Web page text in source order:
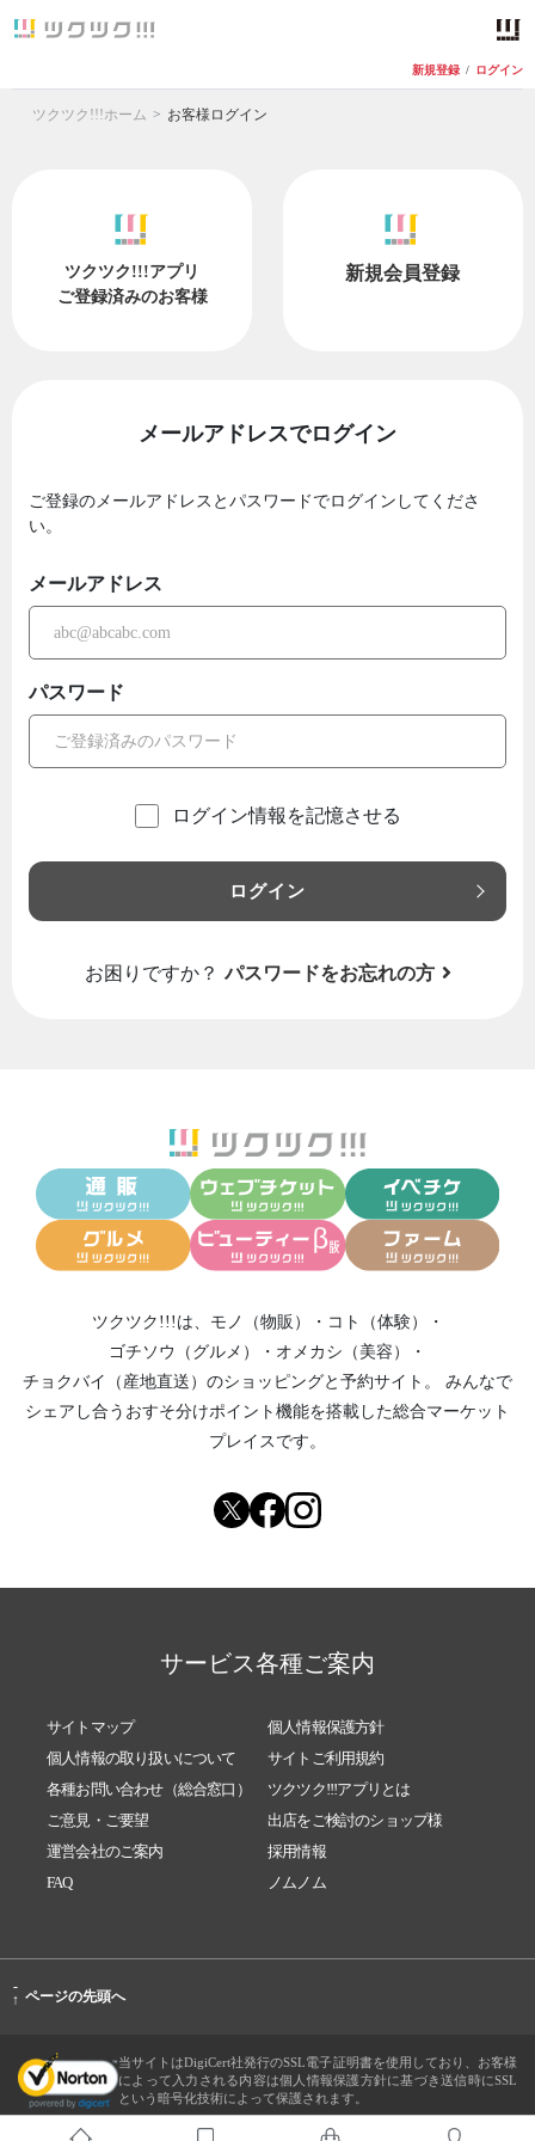
新規登録 / ログイン
ツクツク!!!ホーム お客様ログイン
ツクツク!!!アプリ
ご登録済みのお客様
新規会員登録
メールアドレスでログイン
ご登録のメールアドレスとパスワードでログインしてくださ
い。
メールアドレス
パスワード
ログイン情報を記憶させる
ログイン
お困りですか？ パスワードをお忘れの方
ツクツク!!!は、 モノ（物販） ・ コト（体験）
・
ゴチソウ（グルメ）
・ オメカシ（美容）
・
チョクバイ（産地直送） のショッピングと予約サイト。
みんなで
シェアし合う おすそ分けポイント機能を搭載した総合マーケット
プレイスです。
サービス各種ご案内
サイトマップ
個人情報保護方針
個人情報の取り扱いについて
サイトご利用規約
各種お問い合わせ（総合窓口）
ツクツク!!!アプリとは
ご意見・ご要望
出店をご検討のショップ様
運営会社のご案内
採用情報
FAQ
ノムノム
-
↑ ページの先頭へ
当サイトはDigiCert社発行のSSL電子証明書を使用しており、お客様
によって入力される内容は個人情報保護方針に基づき送信時にSSL
という暗号化技術によって保護されます。